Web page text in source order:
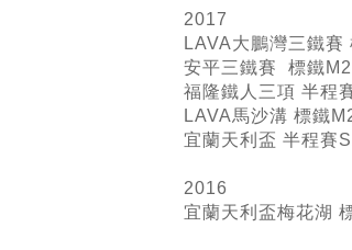
2017
LAVA大鵬灣三鐵賽
安平三鐵賽 標鐵
福隆鐵人三項 半程
LAVA馬沙溝 標鐵
宜蘭天利盃 半程賽
2016
宜蘭天利盃梅花湖